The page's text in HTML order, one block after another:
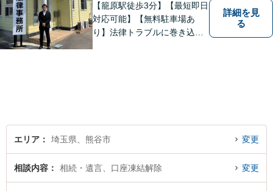
【籠原駅徒歩3分】【最短即日
対応可能】【無料駐車場あ
り】法律トラブルに巻き込ま
詳細を見
る
エリア 埼玉県、熊谷市 変更
相談内容 相続・遺言、口座凍結解除 変更